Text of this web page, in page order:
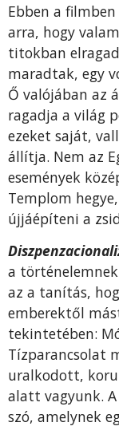
Ebben a
arra, hogy
titokban
maradtak, egy
Ő valójában az
ragadja a világ
ezeket saját,
állítja. Nem az
események
Templom
újjáépíteni a
a
az a tanítás,
emberektől
tekintetében:
Tízparancsolat
uralkodott,
alatt vagyunk. A
szó, amelynek